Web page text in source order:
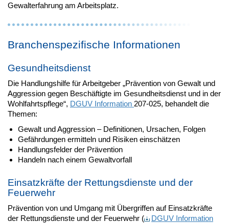
Gewalterfahrung am Arbeitsplatz.
Branchenspezifische Informationen
Gesundheitsdienst
Die Handlungshilfe für Arbeitgeber „Prävention von Gewalt und
Aggression gegen Beschäftigte im Gesundheitsdienst und in der
Wohlfahrtspflege“, DGUV Information 207-025, behandelt die
Themen:
Gewalt und Aggression – Definitionen, Ursachen, Folgen
Gefährdungen ermitteln und Risiken einschätzen
Handlungsfelder der Prävention
Handeln nach einem Gewaltvorfall
Einsatzkräfte der Rettungsdienste und der
Feuerwehr
Prävention von und Umgang mit Übergriffen auf Einsatzkräfte
der Rettungsdienste und der Feuerwehr (
DGUV Information